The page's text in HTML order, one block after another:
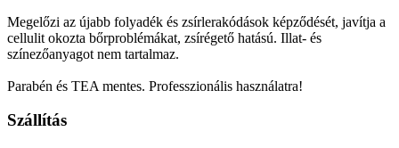
Megelőzi az újabb folyadék és zsírlerakódások képződését, javítja a
cellulit okozta bőrproblémákat, zsírégető hatású. Illat- és
színezőanyagot nem tartalmaz.
Parabén és TEA mentes. Professzionális használatra!
Szállítás